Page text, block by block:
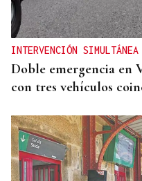
INTERVENCIÓN SIMULTÁNEA
Doble emergencia en
con tres vehículos